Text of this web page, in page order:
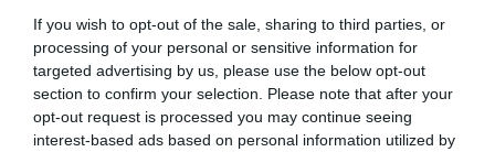
If you wish to opt-out of the sale, sharing to third parties, or
processing of your personal or sensitive information for
targeted advertising by us, please use the below opt-out
section to confirm your selection. Please note that after your
opt-out request is processed you may continue seeing
interest-based ads based on personal information utilized by